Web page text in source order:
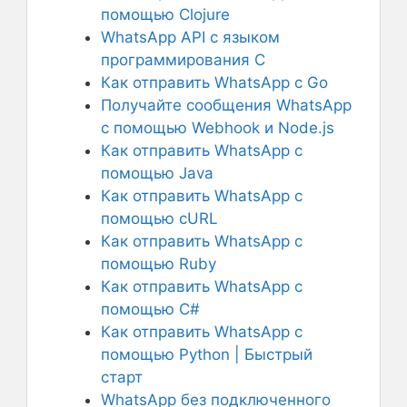
помощью Clojure
WhatsApp API с языком
программирования C
Как отправить WhatsApp с Go
Получайте сообщения WhatsApp
с помощью Webhook и Node.js
Как отправить WhatsApp с
помощью Java
Как отправить WhatsApp с
помощью cURL
Как отправить WhatsApp с
помощью Ruby
Как отправить WhatsApp с
помощью С#
Как отправить WhatsApp с
помощью Python | Быстрый
старт
WhatsApp без подключенного